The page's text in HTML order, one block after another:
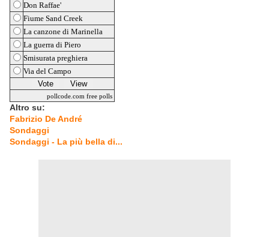
Don Raffae'
Fiume Sand Creek
La canzone di Marinella
La guerra di Piero
Smisurata preghiera
Via del Campo
pollcode.com free polls
Altro su:
Fabrizio De André
Sondaggi
Sondaggi - La più bella di...